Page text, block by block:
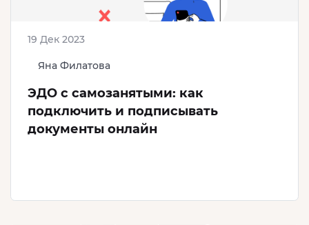
Яна Филатова
19 Дек 2023
ЭДО с самозанятыми: как
подключить и подписывать
документы онлайн